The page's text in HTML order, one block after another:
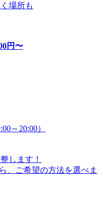
場所も
円〜
～20:00）
します！
、ご希望の方法を選べま